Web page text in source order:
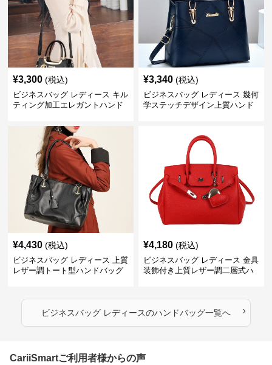
¥3,300 (税込)
ビジネスバッグ レディース キル
ティング加工エレガントハンド
¥3,340 (税込)
ビジネスバッグ レディース 幾何
学ステッチデザイン上質ハンド
¥4,430 (税込)
ビジネスバッグ レディース 上質
レザー調トート型ハンドバッグ
¥4,180 (税込)
ビジネスバッグ レディース 金具
装飾付き上質レザー調二層式ハ
ビジネスバッグ レディースのハンドバッグ一覧へ ›
CariiSmartご利用者様からの声